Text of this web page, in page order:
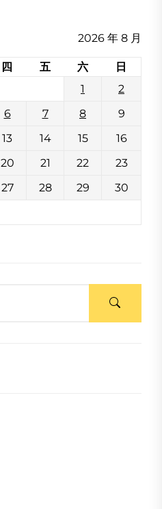
2026 年 8 月
四 五 六
日
1
2
6 7 8
9
13 14 15
16
20 21 22
23
27 28 29
30